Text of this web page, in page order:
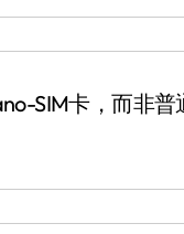
SIM卡，而非普